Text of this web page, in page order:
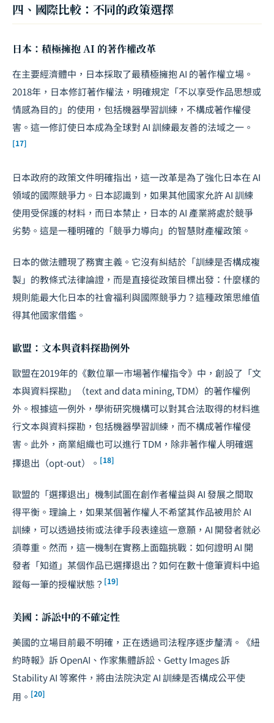
四、國際比較：不同的政策選擇
日本：積極擁抱 AI 的著作權改革
在主要經濟體中，日本採取了最積極擁抱 AI 的著作權立場。
2018年，日本修訂著作權法，明確規定「不以享受作品思想或
情感為目的」的使用，包括機器學習訓練，不構成著作權侵
害。這一修訂使日本成為全球對 AI 訓練最友善的法域之一。
[17]
日本政府的政策文件明確指出，這一改革是為了強化日本在 AI
領域的國際競爭力。日本認識到，如果其他國家允許 AI 訓練
使用受保護的材料，而日本禁止，日本的 AI 產業將處於競爭
劣勢。這是一種明確的「競爭力導向」的智慧財產權政策。
日本的做法體現了務實主義。它沒有糾結於「訓練是否構成複
製」的教條式法律論證，而是直接從政策目標出發：什麼樣的
規則能最大化日本的社會福利與國際競爭力？這種政策思維值
得其他國家借鑑。
歐盟：文本與資料探勘例外
歐盟在2019年的《數位單一市場著作權指令》中，創設了「文
本與資料探勘」（text and data mining, TDM）的著作權例
外。根據這一例外，學術研究機構可以對其合法取得的材料進
行文本與資料探勘，包括機器學習訓練，而不構成著作權侵
害。此外，商業組織也可以進行 TDM，除非著作權人明確選
擇退出（opt-out）。 [18]
歐盟的「選擇退出」機制試圖在創作者權益與 AI 發展之間取
得平衡。理論上，如果某個著作權人不希望其作品被用於 AI
訓練，可以透過技術或法律手段表達這一意願，AI 開發者就必
須尊重。然而，這一機制在實務上面臨挑戰：如何證明 AI 開
發者「知道」某個作品已選擇退出？如何在數十億筆資料中追
蹤每一筆的授權狀態？ [19]
美國：訴訟中的不確定性
美國的立場目前最不明確，正在透過司法程序逐步釐清。《紐
約時報》訴 OpenAI、作家集體訴訟、Getty Images 訴
Stability AI 等案件，將由法院決定 AI 訓練是否構成公平使
用。 [20]